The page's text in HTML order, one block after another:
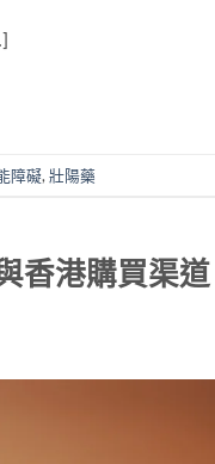
障礙, 壯陽藥
香港購買渠道